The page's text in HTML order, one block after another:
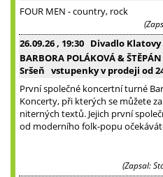
FOUR MEN - country, rock
26.09.26 , 19:30 Divadlo Klatovy
BARBORA POLÁKOVÁ &
Sršeň vstupenky v prodeji od
První společné koncertní turné
Koncerty, při kterých se můžete
niterných textů. Jejich první
od moderního folk-popu
(Zapsal: